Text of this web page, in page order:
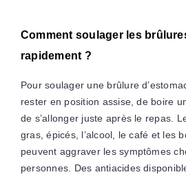
Comment soulager les
rapidement ?
Pour soulager une brûlure
rester en position assise, de boire
de s’allonger juste après le repas.
gras, épicés, l’alcool, le café et les
peuvent aggraver les symptômes
personnes. Des antiacides